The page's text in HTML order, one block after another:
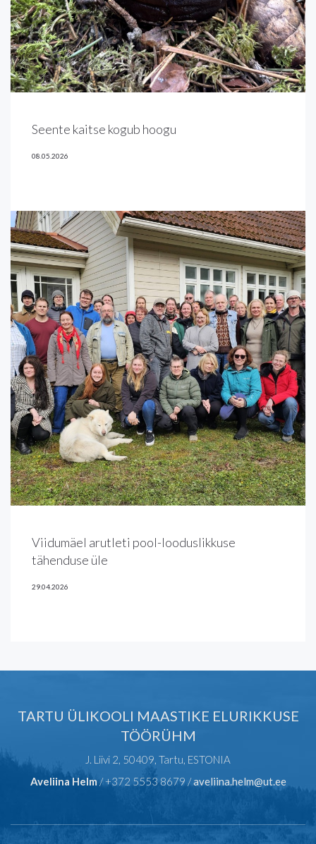
Seente kaitse kogub hoogu
08.05.2026
Viidumäel arutleti pool-looduslikkuse
tähenduse üle
29.04.2026
TARTU ÜLIKOOLI MAASTIKE ELURIKKUSE
TÖÖRÜHM
J. Liivi 2, 50409, Tartu, ESTONIA
Aveliina Helm/ +372 5553 8679 /aveliina.helm@ut.ee